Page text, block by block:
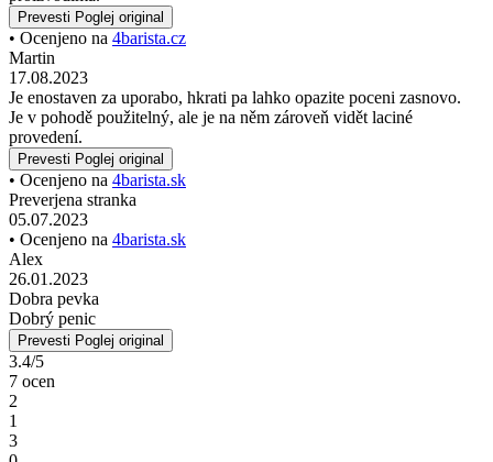
Prevesti Poglej original
• Ocenjeno na4barista.hr
Drazen
03.02.2024
No, ta ni enake kakovosti kot vaši drugi izdelki. Precej slaba
kakovost, ročaj je bil prekrit z razlitim silikonom, mešalnik pa se
vklopi takoj, ko ga malo streseš, odkrito slaba kakovost (verjetno
zato toliko stane). Nasvet - bolje je, da si omislite bolj kakovostne
mešalnike, četudi stanejo več, vendar se vsaj ne boste sramotili s
tovrstnimi izdelki.
E ovo bas i nije neke kvalitete kao ostali vasi proizvodi. Dosta
nekvalitetno, drška je bila obljepljena nekim prolivenim silikonom,a
mikser se pali cim ga malo protreseš, iskreno žnj kvaliteta ( zato
vjerovatno toliko i kosta). Savjet-bolje nabavite kvalitetnije miksere,
neka i kostaju više, ali barem se necete sramotit sa ovakvim
proizvodima.
Prevesti Poglej original
• Ocenjeno na4barista.cz
Martin
17.08.2023
Je enostaven za uporabo, hkrati pa lahko opazite poceni zasnovo.
Je v pohodě použitelný, ale je na něm zároveň vidět laciné
provedení.